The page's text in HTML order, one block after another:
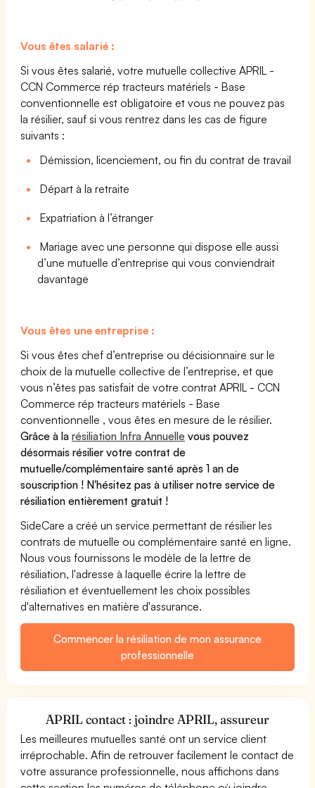
Vous êtes salarié :
Si vous êtes salarié, votre mutuelle collective APRIL -
CCN Commerce rép tracteurs matériels - Base
conventionnelle est obligatoire et vous ne pouvez pas
la résilier, sauf si vous rentrez dans les cas de figure
suivants :
Démission, licenciement, ou fin du contrat de travail
Départ à la retraite
Expatriation à l’étranger
Mariage avec une personne qui dispose elle aussi
d’une mutuelle d’entreprise qui vous conviendrait
davantage
Vous êtes une entreprise :
Si vous êtes chef d’entreprise ou décisionnaire sur le
choix de la mutuelle collective de l’entreprise, et que
vous n’êtes pas satisfait de votre contrat APRIL - CCN
Commerce rép tracteurs matériels - Base
conventionnelle , vous êtes en mesure de le résilier.
Grâce à larésiliation Infra Annuelle vous pouvez
désormais résilier votre contrat de
mutuelle/complémentaire santé après 1 an de
souscription ! N'hésitez pas à utiliser notre service de
résiliation entièrement gratuit !
SideCare a créé un service permettant de résilier les
contrats de mutuelle ou complémentaire santé en ligne.
Nous vous fournissons le modèle de la lettre de
résiliation, l'adresse à laquelle écrire la lettre de
résiliation et éventuellement les choix possibles
d'alternatives en matière d'assurance.
Commencer la résiliation de mon assurance
professionnelle
APRIL contact : joindre APRIL, assureur
Les meilleures mutuelles santé ont un service client
irréprochable. Afin de retrouver facilement le contact de
votre assurance professionnelle, nous affichons dans